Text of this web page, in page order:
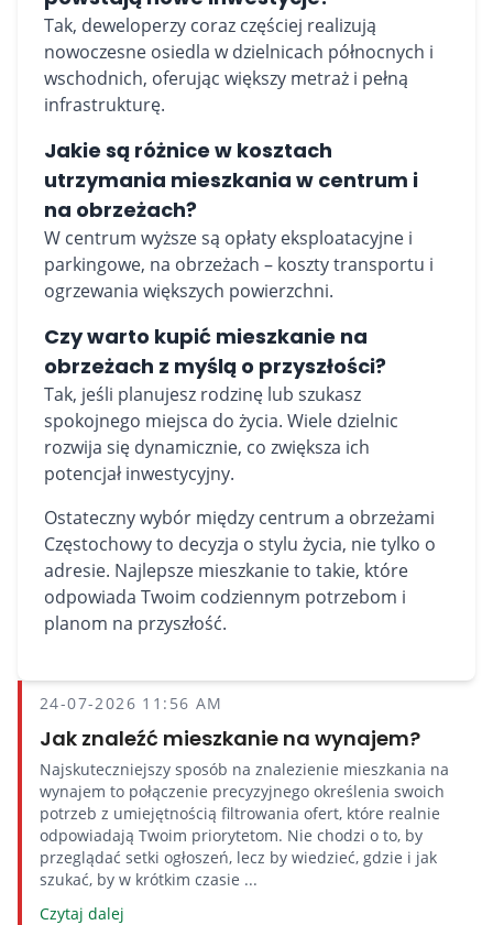
Tak, deweloperzy coraz częściej realizują
nowoczesne osiedla w dzielnicach północnych i
wschodnich, oferując większy metraż i pełną
infrastrukturę.
Jakie są różnice w kosztach
utrzymania mieszkania w centrum i
na obrzeżach?
W centrum wyższe są opłaty eksploatacyjne i
parkingowe, na obrzeżach – koszty transportu i
ogrzewania większych powierzchni.
Czy warto kupić mieszkanie na
obrzeżach z myślą o przyszłości?
Tak, jeśli planujesz rodzinę lub szukasz
spokojnego miejsca do życia. Wiele dzielnic
rozwija się dynamicznie, co zwiększa ich
potencjał inwestycyjny.
Ostateczny wybór między centrum a obrzeżami
Częstochowy to decyzja o stylu życia, nie tylko o
adresie. Najlepsze mieszkanie to takie, które
odpowiada Twoim codziennym potrzebom i
planom na przyszłość.
24-07-2026 11:56 AM
Jak znaleźć mieszkanie na wynajem?
Najskuteczniejszy sposób na znalezienie mieszkania na
wynajem to połączenie precyzyjnego określenia swoich
potrzeb z umiejętnością filtrowania ofert, które realnie
odpowiadają Twoim priorytetom. Nie chodzi o to, by
przeglądać setki ogłoszeń, lecz by wiedzieć, gdzie i jak
szukać, by w krótkim czasie ...
Czytaj dalej